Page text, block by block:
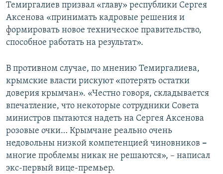
Темиргалиев призвал «главу» республики Сергея
Аксенова «принимать кадровые решения и
формировать новое техническое правительство,
способное работать на результат».
В противном случае, по мнению Темиргалиева,
крымские власти рискуют «потерять остатки
доверия крымчан». «Честно говоря, складывается
впечатление, что некоторые сотрудники Совета
министров пытаются надеть на Сергея Аксенова
розовые очки… Крымчане реально очень
недовольны низкой компетенцией чиновников –
многие проблемы никак не решаются», – написал
экс-первый вице-премьер.